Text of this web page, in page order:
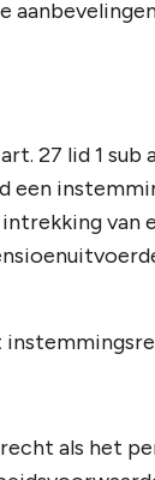
27 lid 1 sub
een
van
als het